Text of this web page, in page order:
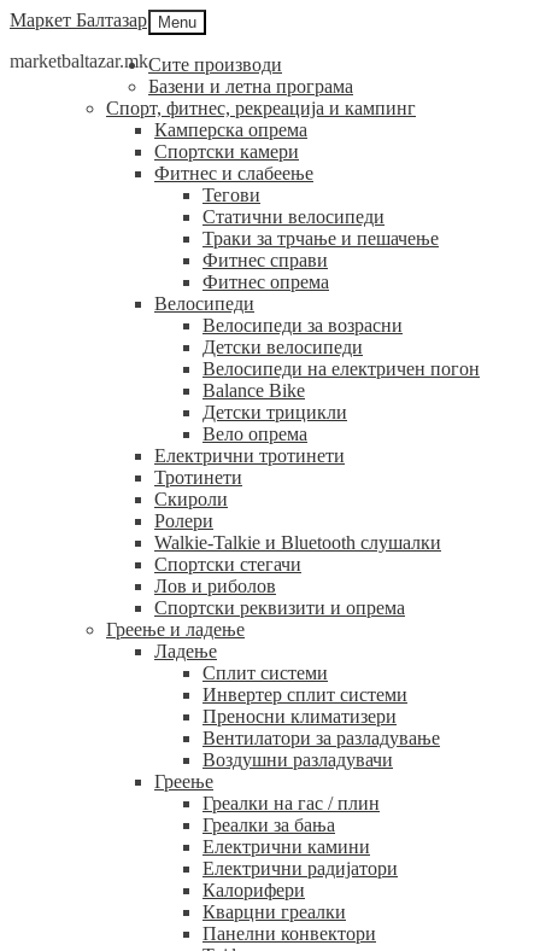
Skip
navigation
Skip
content
Маркет Балтазар
marketbaltazar.mk
Menu
Сите производи
Базени и летна програма
Спорт, фитнес, рекреација и кампинг
Камперска опрема
Спортски камери
Фитнес и слабеење
Тегови
Статични велосипеди
Траки за трчање и пешачење
Фитнес справи
Фитнес опрема
Велосипеди
Велосипеди за возрасни
Детски велосипеди
Велосипеди на електричен погон
Balance Bike
Детски трицикли
Вело опрема
Електрични тротинети
Тротинети
Скироли
Ролери
Walkie-Talkie и Bluetooth слушалки
Спортски стегачи
Лов и риболов
Спортски реквизити и опрема
Греење и ладење
Ладење
Сплит системи
Инвертер сплит системи
Преносни климатизери
Вентилатори за разладување
Воздушни разладувачи
Греење
Греалки на гас / плин
Греалки за бања
Електрични камини
Електрични радијатори
Калорифери
Кварцни греалки
Панелни конвектори